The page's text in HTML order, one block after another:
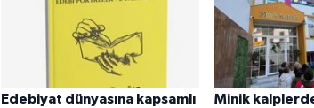
Edebiyat dünyasına kapsamlı
Minik